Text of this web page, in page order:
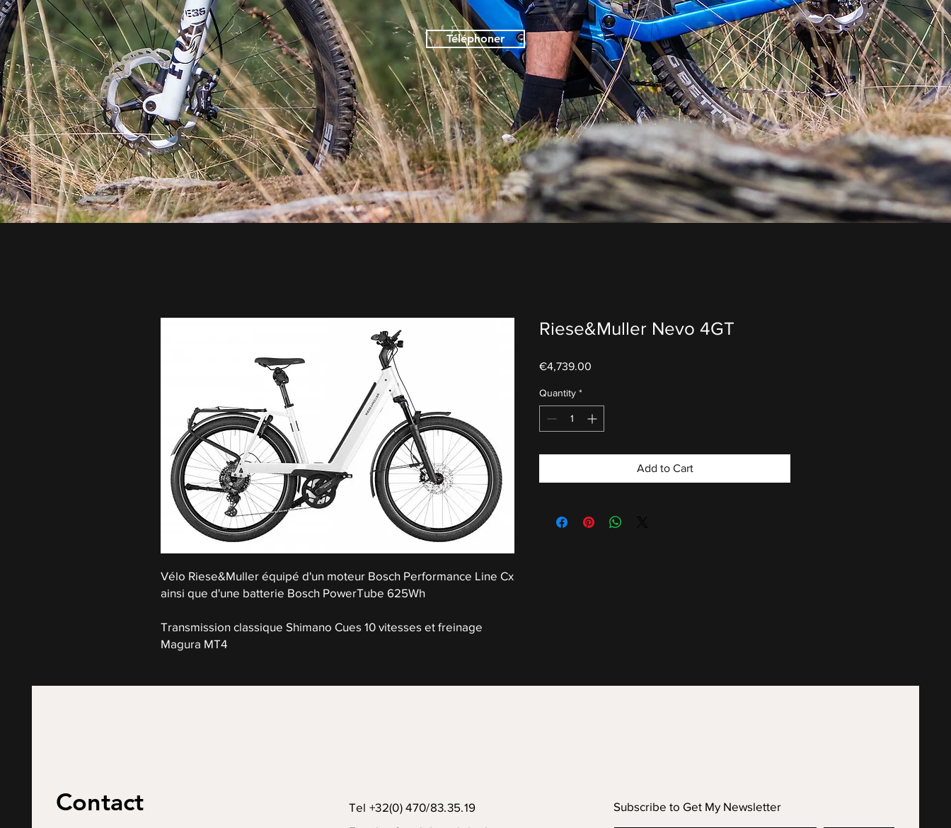
Téléphoner
Vélo Riese&Muller équipé d'un moteur Bosch Performance Line Cx
ainsi que d'une batterie Bosch PowerTube 625Wh
Transmission classique Shimano Cues 10 vitesses et freinage
Magura MT4
Riese&Muller Nevo 4GT
€4,739.00
Quantity *
Add to Cart
Contact
Tel +32(0) 470/83.35.19
Subscribe to Get My Newsletter